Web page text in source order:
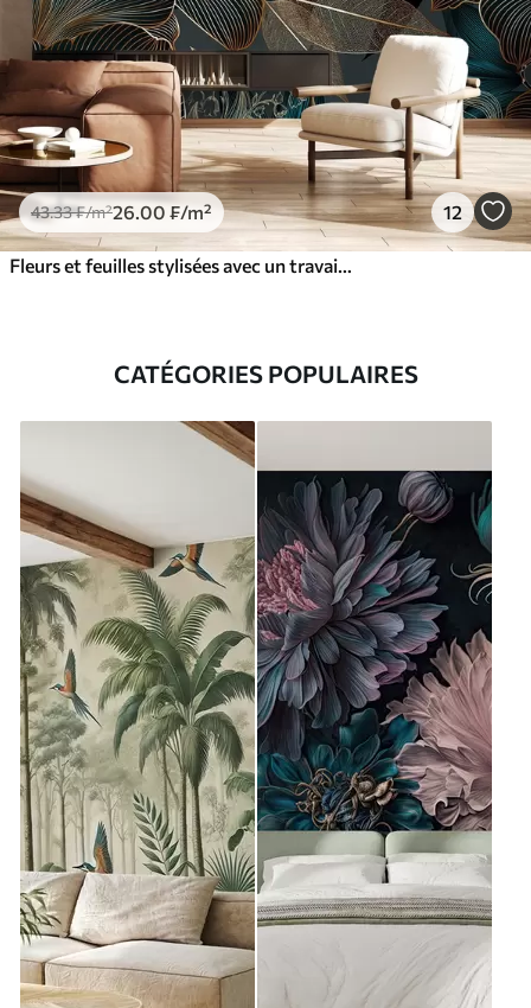
43.33₣/m²26 .00 ₣/m² 12
CATÉGORIES POPULAIRES